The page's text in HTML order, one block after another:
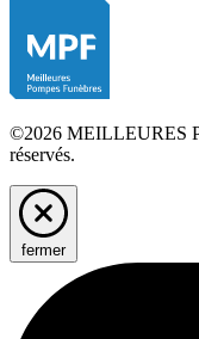
©2026 MEILLEURES
réservés.
fermer